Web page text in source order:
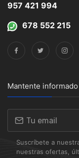
957 421 994
678 552 215
Mantente informado
Suscríbete a
nuestras ofertas,